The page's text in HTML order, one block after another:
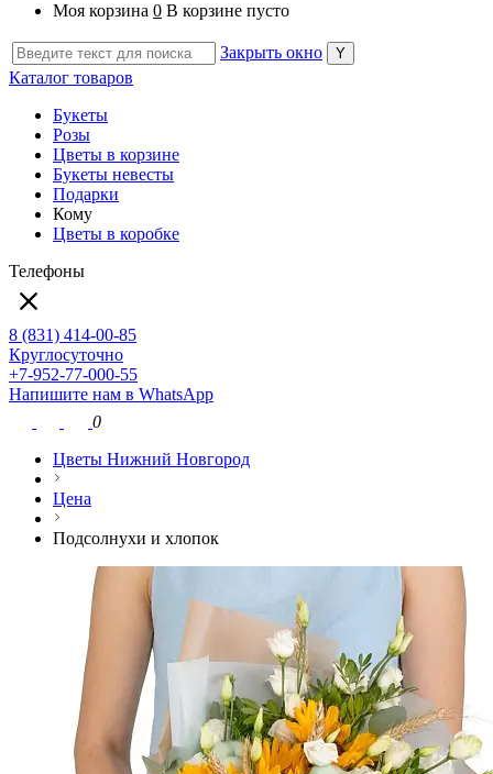
Моя корзина 0 В корзине пусто
Закрыть окно
Каталог товаров
Букеты
Розы
Цветы в корзине
Букеты невесты
Подарки
Кому
Цветы в коробке
Телефоны
8 (831) 414-00-85
Круглосуточно
+7-952-77-000-55
Напишите нам в WhatsApp
0
Цветы Нижний Новгород
Цена
Подсолнухи и хлопок